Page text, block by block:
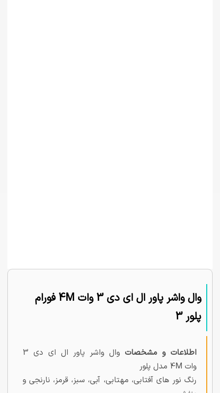
وال واشر پاور ال ای دی 3 وات 4M فورام
پلور 3
اطلاعات و مشخصات
وال واشر پاور ال ای دی 3
وات 4M مدل پلور
رنگ نور های آفتابی، مهتابی، آبی، سبز، قرمز، نارنجی و